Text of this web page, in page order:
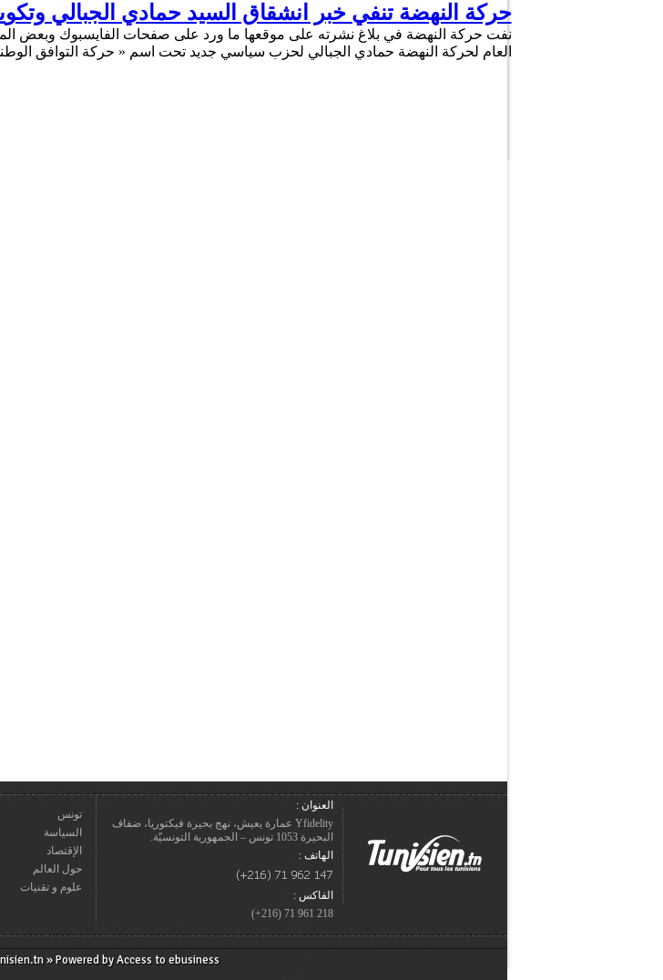
حركة النهضة تنفي خبر انشقاق السيد حمادي الجبالي
نفت حركة النهضة في بلاغ نشرته على موقعها ما ورد على صفحات الفايسبوك وبعض
العام لحركة النهضة حمادي الجبالي لحزب سياسي جديد تحت اسم « حركة التوافق
العنوان :
Yfidelity عمارة يعيش، نهج بحيرة فيكتوريا، ضفاف
البحيرة 1053 تونس – الجمهورية التونسيّة.
الهاتف :
الفاكس :
218 961 71 (216+)
تونس
السياسة
الإقتصاد
حول العالم
علوم و تقنيات
» Powered byAccess to ebusiness